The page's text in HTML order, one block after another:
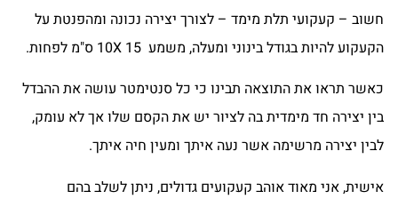
חשוב – קעקועי תלת מימד – לצורך יצירה נכונה ומהפנטת על
הקעקוע להיות בגודל בינוני ומעלה, משמע 10X 15 ס"מ לפחות.
כאשר תראו את התוצאה תבינו כי כל סנטימטר עושה את ההבדל
בין יצירה חד מימדית בה לציור יש את הקסם שלו אך לא עומק,
לבין יצירה מרשימה אשר נעה איתך ומעין חיה איתך.
אישית, אני מאוד אוהב קעקועים גדולים, ניתן לשלב בהם